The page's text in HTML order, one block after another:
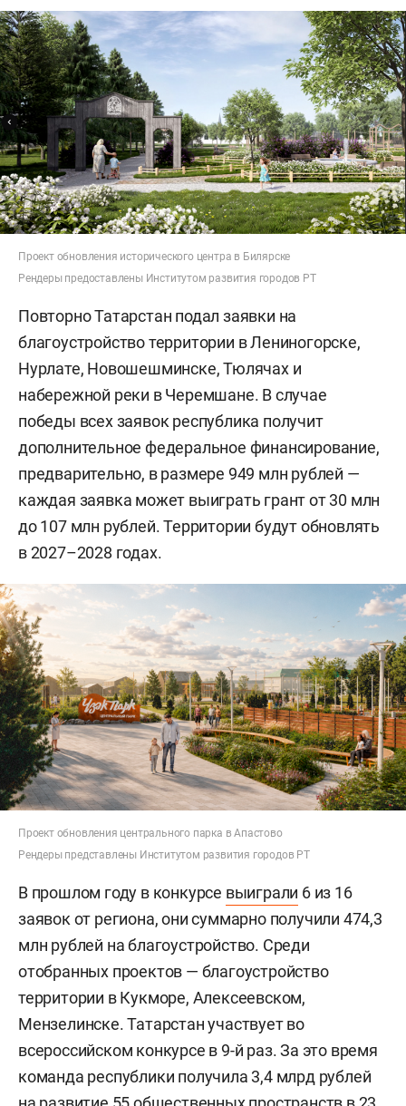
Проект обновления исторического центра в Билярске
Рендеры предоставлены Институтом развития городов РТ
Повторно Татарстан подал заявки на
благоустройство территории в Лениногорске,
Нурлате, Новошешминске, Тюлячах и
набережной реки в Черемшане. В случае
победы всех заявок республика получит
дополнительное федеральное финансирование,
предварительно, в размере 949 млн рублей —
каждая заявка может выиграть грант от 30 млн
до 107 млн рублей. Территории будут обновлять
в 2027–2028 годах.
Проект обновления центрального парка в Апастово
Рендеры представлены Институтом развития городов РТ
В прошлом году в конкурсе выиграли 6 из 16
заявок от региона, они суммарно получили 474,3
млн рублей на благоустройство. Среди
отобранных проектов — благоустройство
территории в Кукморе, Алексеевском,
Мензелинске. Татарстан участвует во
всероссийском конкурсе в 9-й раз. За это время
команда республики получила 3,4 млрд рублей